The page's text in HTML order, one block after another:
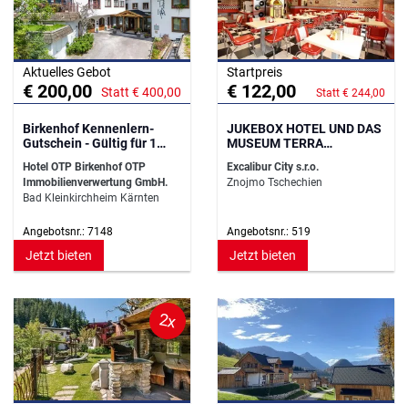
Aktuelles Gebot
€ 200,00 Statt € 400,00
Birkenhof Kennenlern-
Gutschein - Gültig für 1
Hotel OTP Birkenhof OTP
Immobilienverwertung GmbH.
Bad Kleinkirchheim Kärnten
Angebotsnr.: 7148
Jetzt bieten
Startpreis
€ 122,00 Statt € 244,00
JUKEBOX HOTEL UND DAS
MUSEUM TERRA
Excalibur City s.r.o.
Znojmo Tschechien
Angebotsnr.: 519
Jetzt bieten
2x